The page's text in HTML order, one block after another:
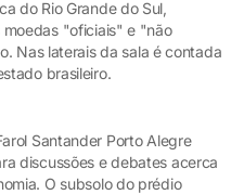
do Rio Grande do Sul,
"oficiais" e "não
Nas laterais da sala é contada
brasileiro.
Santander Porto Alegre
discussões e debates acerca
O subsolo do prédio